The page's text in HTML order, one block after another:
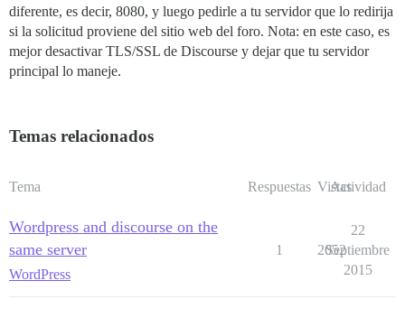
diferente, es decir, 8080, y luego pedirle a tu servidor que lo redirija
si la solicitud proviene del sitio web del foro. Nota: en este caso, es
mejor desactivar TLS/SSL de Discourse y dejar que tu servidor
principal lo maneje.
Temas relacionados
Tema Respuestas Vistas
Actividad
Wordpress and discourse on the
same server
WordPress
1 2052
22
Septiembre
2015